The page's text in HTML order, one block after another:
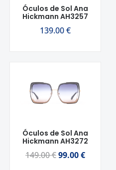
Óculos de Sol Ana
Hickmann AH3257
139.00€
Óculos de Sol Ana
Hickmann AH3272
149.00€
preço
original
99.00€